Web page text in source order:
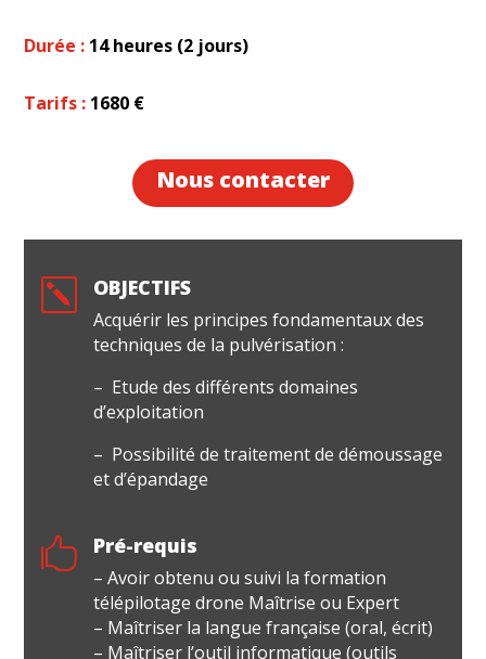
Durée : 14 heures (2 jours)
Tarifs : 1680 €
Nous contacter
k OBJECTIFS
Acquérir les principes fondamentaux des
techniques de la pulvérisation :
– Etude des différents domaines
d’exploitation
– Possibilité de traitement de démoussage
et d’épandage
 Pré-requis
– Avoir obtenu ou suivi la formation
télépilotage drone Maîtrise ou Expert
– Maîtriser la langue française (oral, écrit)
– Maîtriser l’outil informatique (outils